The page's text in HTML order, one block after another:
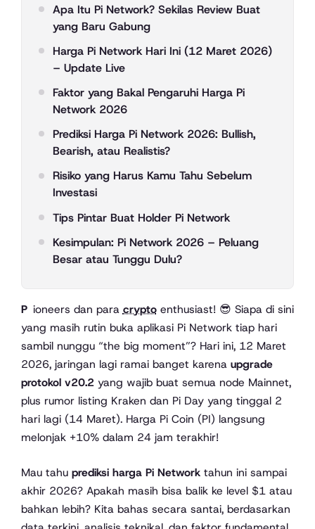
Apa Itu Pi Network? Sekilas Review Buat
yang Baru Gabung
Harga Pi Network Hari Ini (12 Maret 2026)
– Update Live
Faktor yang Bakal Pengaruhi Harga Pi
Network 2026
Prediksi Harga Pi Network 2026: Bullish,
Bearish, atau Realistis?
Risiko yang Harus Kamu Tahu Sebelum
Investasi
Tips Pintar Buat Holder Pi Network
Kesimpulan: Pi Network 2026 – Peluang
Besar atau Tunggu Dulu?
Pioneers dan paracryptoenthusiast! 😎 Siapa di sini
yang masih rutin buka aplikasi Pi Network tiap hari
sambil nunggu “the big moment”? Hari ini, 12 Maret
2026, jaringan lagi ramai banget karena upgrade
protokol v20.2 yang wajib buat semua node Mainnet,
plus rumor listing Kraken dan Pi Day yang tinggal 2
hari lagi (14 Maret). Harga Pi Coin (PI) langsung
melonjak +10% dalam 24 jam terakhir!
Mau tahu prediksi harga Pi Network tahun ini sampai
akhir 2026? Apakah masih bisa balik ke level $1 atau
bahkan lebih? Kita bahas secara santai, berdasarkan